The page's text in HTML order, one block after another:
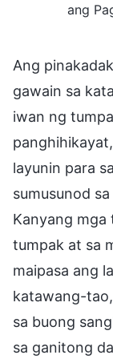
ang
Ang
gawain sa
iwan ng
layunin para
sumusunod
Kanyang mga
tumpak at sa
maipasa ang
katawang-
sa buong
sa ganitong